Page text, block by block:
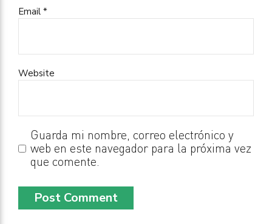
Email *
Website
Guarda mi nombre, correo electrónico y
web en este navegador para la próxima vez
que comente.
Post Comment